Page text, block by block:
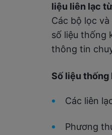
liệu liên lạc
Các bộ lọc
số liệu thống
thông tin
Số liệu
Các liên
Phương